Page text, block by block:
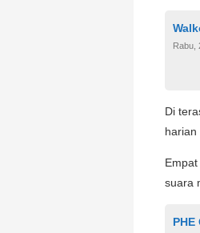
Rabu,
Di
harian
suara